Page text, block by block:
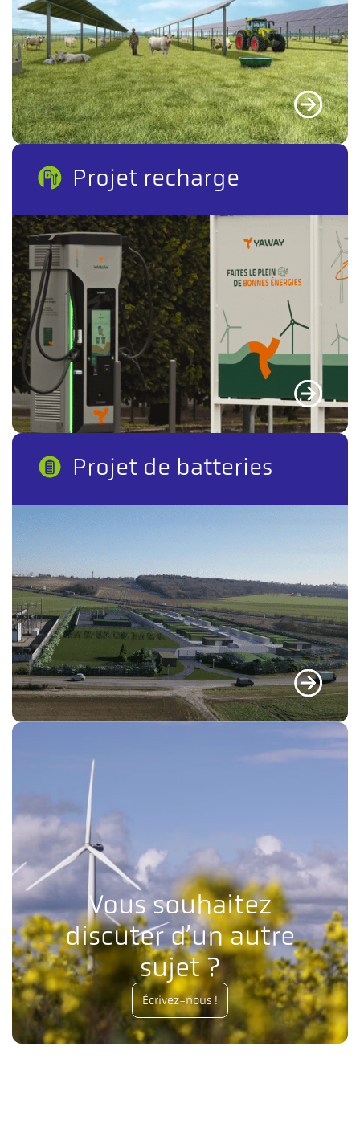
Projet recharge
Projet de batteries
Vous souhaitez
discuter d’un autre
sujet ?
Écrivez-nous !